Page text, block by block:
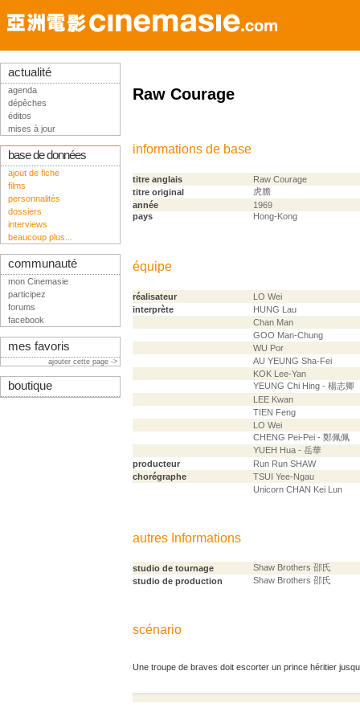
Raw Courage
informations de base
titre anglais
Raw Courage
titre original
虎膽
année
1969
pays
Hong-Kong
équipe
réalisateur
LO Wei
interprète
HUNG Lau
Chan Man
GOO Man-Chung
WU Por
AU YEUNG Sha-Fei
KOK Lee-Yan
YEUNG Chi Hing - 楊志卿
LEE Kwan
TIEN Feng
LO Wei
CHENG Pei-Pei - 鄭佩佩
YUEH Hua - 岳華
producteur
Run Run SHAW
chorégraphe
TSUI Yee-Ngau
Unicorn CHAN Kei Lun
autres Informations
studio de tournage
Shaw Brothers 邵氏
studio de production
Shaw Brothers 邵氏
scénario
Une troupe de braves doit escorter un prince héritier
actualité
agenda
dépêches
éditos
mises à jour
base de données
ajout de fiche
films
personnalités
dossiers
interviews
beaucoup plus...
communauté
mon Cinemasie
participez
forums
facebook
mes favoris
ajouter cette page ->
boutique